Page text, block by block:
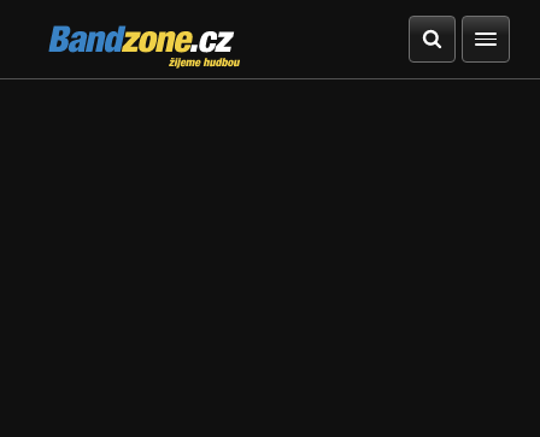
Bandzone.cz
žijeme hudbou